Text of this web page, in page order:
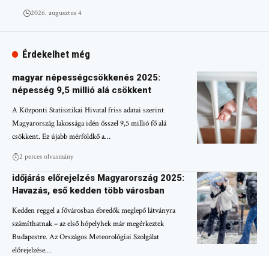
2026. augusztus 4
Érdekelhet még
magyar népességcsökkenés 2025:
népesség 9,5 millió alá csökkent
A Központi Statisztikai Hivatal friss adatai szerint
Magyarország lakossága idén ősszel 9,5 millió fő alá
csökkent. Ez újabb mérföldkő a…
2 perces olvasmány
időjárás előrejelzés Magyarország 2025:
Havazás, eső kedden több városban
Kedden reggel a fővárosban ébredők meglepő látványra
számíthatnak – az első hópelyhek már megérkeztek
Budapestre. Az Országos Meteorológiai Szolgálat
előrejelzése…